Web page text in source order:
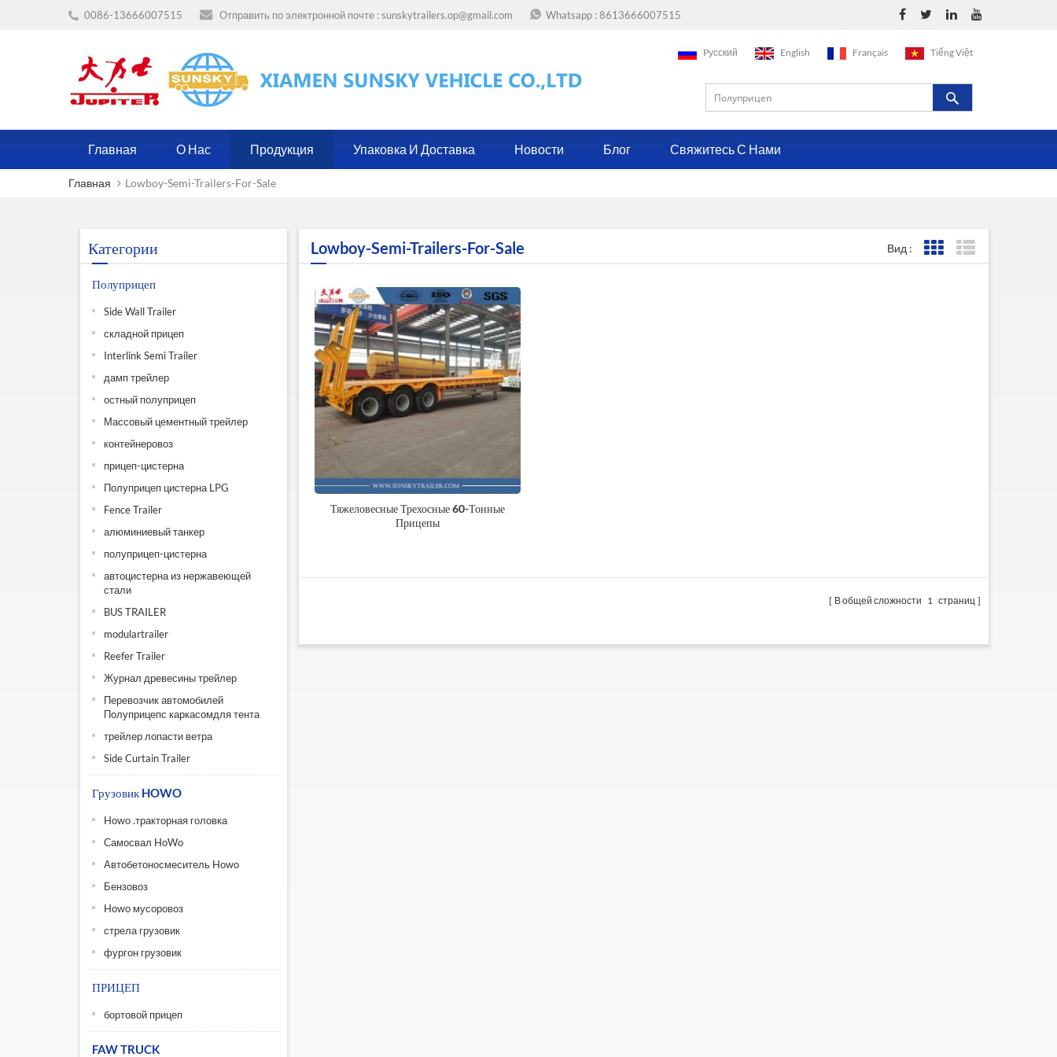
0086-13666007515 Отправить по электронной почте :sunskytrailers.op@gmail.com Whatsapp :8613666007515
Pусский English Français Tiếng Việt
Главная О Нас Продукция Упаковка И Доставка Новости Блог Свяжитесь С Нами
Главная Lowboy-Semi-Trailers-For-Sale
Категории
Полуприцеп
Side Wall Trailer
складной прицеп
Interlink Semi Trailer
дамп трейлер
остный полуприцеп
Массовый цементный трейлер
контейнеровоз
прицеп-цистерна
Полуприцеп цистерна LPG
Fence Trailer
алюминиевый танкер
полуприцеп-цистерна
автоцистерна из нержавеющей
стали
BUS TRAILER
modulartrailer
Reefer Trailer
Журнал древесины трейлер
Перевозчик автомобилей
Полуприцепс каркасомдля тента
трейлер лопасти ветра
Side Curtain Trailer
Грузовик HOWO
Howo .тракторная головка
Самосвал HoWo
Автобетоносмеситель Howo
Бензовоз
Howo мусоровоз
стрела грузовик
фургон грузовик
ПРИЦЕП
бортовой прицеп
FAW TRUCK
Lowboy-Semi-Trailers-For-Sale Вид : Представление сетки
Тяжеловесные Трехосные 60-Тонные
Прицепы
В общей сложности 1 страниц